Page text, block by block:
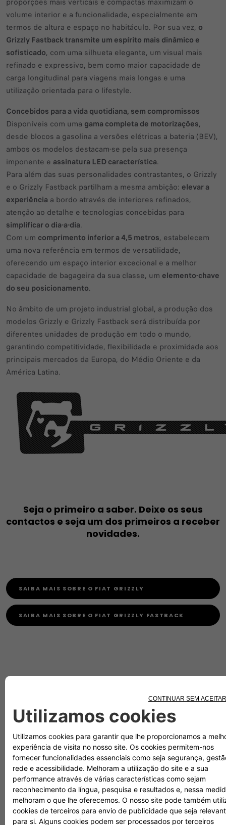
volume interior e a funcionalidade, especialmente em
termos de altura e espaço no habitáculo. Por sua vez, o
Grizzly Fastback transmite um espírito mais dinâmico e
sofisticado, com uma silhueta elegante, um visual mais
refinado e expressivo, bem como maior capacidade de
carga longitudinal para viagens mais longas e uma
utilização orientada para o lifestyle.
Concebidos para a vida quotidiana, sem compromissos
Disponíveis com uma gama completa de motorizações,
desde blocos a gasolina a versões elétricas a bateria (BEV),
ambos os modelos destacam-se pela sua presença
imponente e assinatura LED característica.
Para além das suas personalidades contrastantes, o Grizzly
e o Grizzly Fastback partilham a mesma ambição: elevar a
experiência a bordo através de interiores refinados,
atenção ao detalhe e tecnologias concebidas para
simplificar o dia-a-dia.
Com um comprimento inferior a 4,5 metros, estabelecem
uma nova referência em termos de versatilidade,
oferecendo um espaço interior excecional e a melhor
capacidade de bagageira da sua classe, um elemento-chave
do seu posicionamento.
No âmbito de um projeto industrial global, a produção dos
modelos Grizzly e Grizzly Fastback será distribuída por
diferentes unidades de produção em todo o mundo,
garantindo competitividade, flexibilidade e proximidade aos
principais mercados da Europa, do Médio Oriente e da
América Latina.
Seja o primeiro a saber. Deixe os seus
contactos e seja um dos primeiros a receber
novidades.
SAIBA MAIS SOBRE O FIAT GRIZZLY
SAIBA MAIS SOBRE O FIAT GRIZZLY FASTBACK